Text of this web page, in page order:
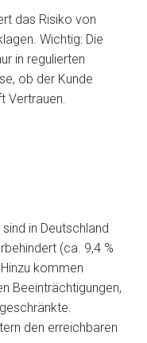
das Risiko von
Wichtig: Die
in regulierten
ob der Kunde
Vertrauen.
in Deutschland
(ca. 9,4 %
kommen
Beeinträchtigungen,
den erreichbaren